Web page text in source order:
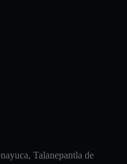
Talanepantla de